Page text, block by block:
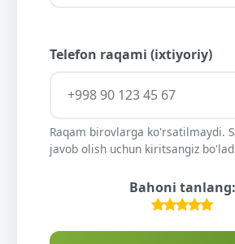
Telefon raqami (ixtiyoriy)
Raqam birovlarga ko'rsatilmaydi.
javob olish uchun kiritsangiz
Bahoni tanlang: